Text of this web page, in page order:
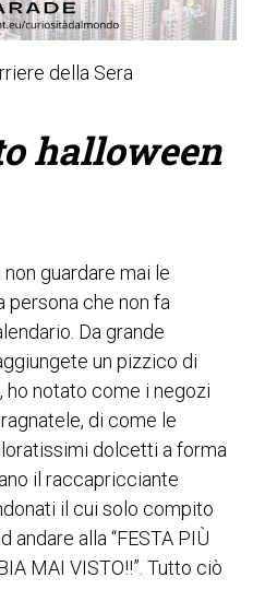
della Sera
halloween
guardare mai le
persona che non fa
Da grande
un pizzico di
ho notato come i negozi
di come le
dolcetti a forma
il raccapricciante
il cui solo compito
alla “FESTA PIÙ
MAI VISTO!!”. Tutto ciò